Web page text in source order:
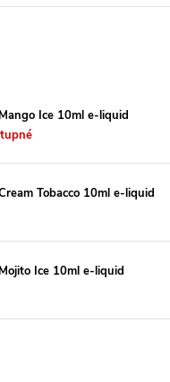
Ice 10ml e-liquid
Tobacco 10ml e-liquid
Ice 10ml e-liquid